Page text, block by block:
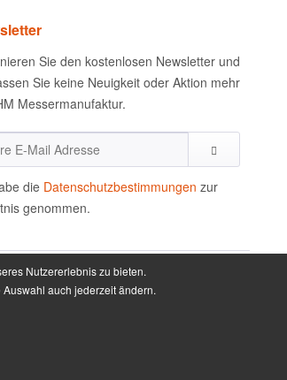
Sie den kostenlosen Newsletter und
Sie keine Neuigkeit oder Aktion mehr
Messermanufaktur.
die Datenschutzbestimmungen zur
genommen.
Nutzererlebnis zu bieten.
auch jederzeit ändern.